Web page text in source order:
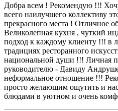
Добра всем ! Рекомендую !!!
всего наилучшего коллективу
прекрасного места ! Отличное
Великолепная кухня , чуткий
подход к каждому клиенту !!! в
традициях ресторанного
национальной души !!! Личная
руководителю - Давиду
неформальное отношение !!!
просто желающим ощутить и
блюдами в уютном и очень